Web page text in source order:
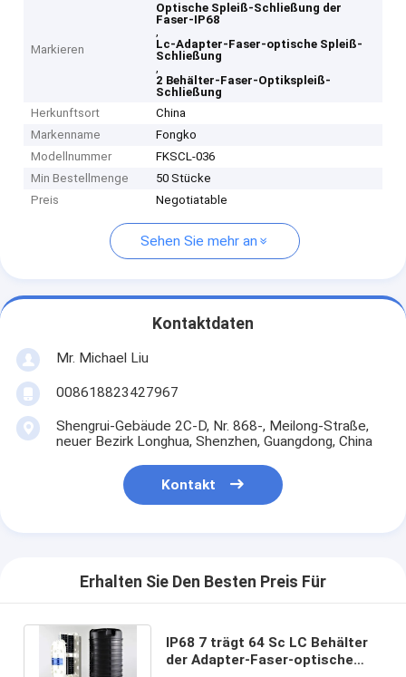
Markieren
Optische Spleiß-Schließung der
Faser-IP68
,
Lc-Adapter-Faser-optische Spleiß-
Schließung
,
2 Behälter-Faser-Optikspleiß-
Schließung
Herkunftsort
China
Markenname
Fongko
Modellnummer
FKSCL-036
Min Bestellmenge
50 Stücke
Preis
Negotiatable
Sehen Sie mehr an
Kontaktdaten
Mr. Michael Liu
008618823427967
Shengrui-Gebäude 2C-D, Nr. 868-, Meilong-Straße,
neuer Bezirk Longhua, Shenzhen, Guangdong, China
Kontakt
Erhalten Sie Den Besten Preis Für
IP68 7 trägt 64 Sc LC Behälter
der Adapter-Faser-optische